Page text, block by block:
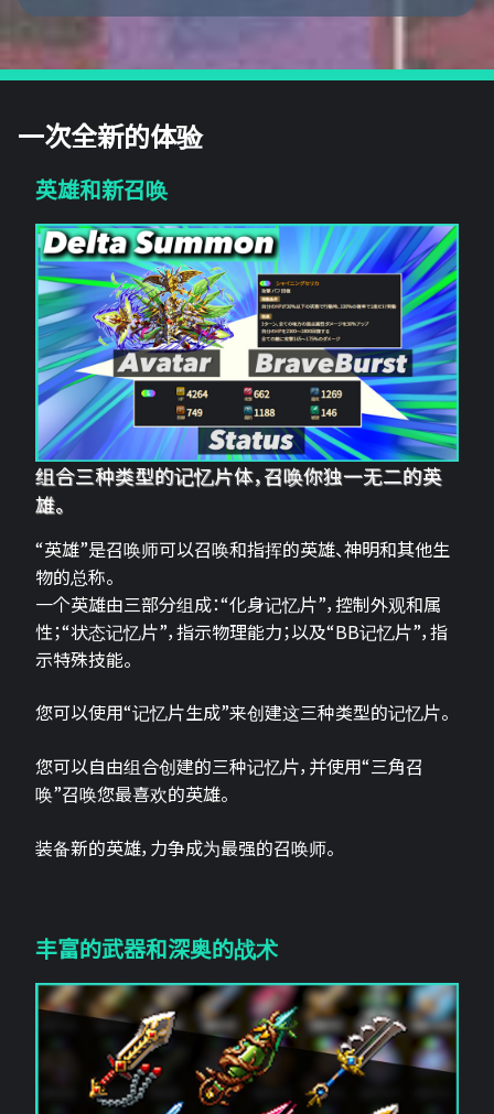
一次全新的体验
英雄和新召唤
组合三种类型的记忆片体，召唤你独一无二的英
雄。
“英雄”是召唤师可以召唤和指挥的英雄、神明和其他生
物的总称。
一个英雄由三部分组成：“化身记忆片”，控制外观和属
性；“状态记忆片”，指示物理能力；以及“BB记忆片”，指
示特殊技能。
您可以使用“记忆片生成”来创建这三种类型的记忆片。
您可以自由组合创建的三种记忆片，并使用“三角召
唤”召唤您最喜欢的英雄。
装备新的英雄，力争成为最强的召唤师。
丰富的武器和深奥的战术